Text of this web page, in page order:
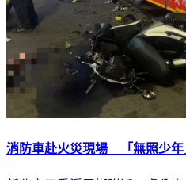
消防車赴火災現場 「無照少年